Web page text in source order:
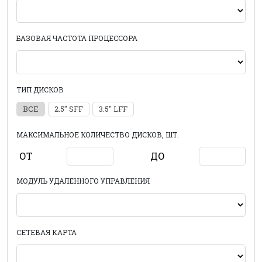
БАЗОВАЯ ЧАСТОТА ПРОЦЕССОРА
ТИП ДИСКОВ
ВСЕ 2.5" SFF 3.5" LFF
МАКСИМАЛЬНОЕ КОЛИЧЕСТВО ДИСКОВ, ШТ.
ОТ ДО
МОДУЛЬ УДАЛЕННОГО УПРАВЛЕНИЯ
СЕТЕВАЯ КАРТА